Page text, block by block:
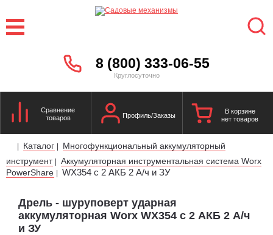
8 (800) 333-06-55
Круглосуточно
Сравнение
товаров
Профиль/Заказы
В корзине
нет товаров
| Каталог |
Многофункциональный аккумуляторный
инструмент | Аккумуляторная инструментальная система Worx
PowerShare | WX354 с 2 АКБ 2 А/ч и ЗУ
Дрель - шуруповерт ударная
аккумуляторная Worx WX354 с 2 АКБ 2 А/ч
и ЗУ